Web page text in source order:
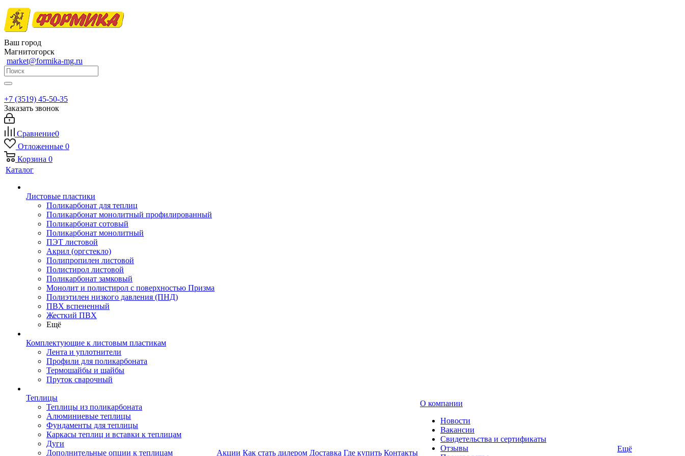
Ваш город
Магнитогорск
market@formika-mg.ru
+7 (3519) 45-50-35
Заказать звонок
Сравнение0
Отложенные 0
Корзина 0
Каталог
Листовые пластики
Поликарбонат для теплиц
Поликарбонат монолитный профилированный
Поликарбонат сотовый
Поликарбонат монолитный
ПЭТ листовой
Акрил (оргстекло)
Полипропилен листовой
Полистирол листовой
Поликарбонат замковый
Монолит и полистирол с поверхностью Призма
Полиэтилен низкого давления (ПНД)
ПВХ вспененный
Жесткий ПВХ
Ещё
Комплектующие к листовым пластикам
Лента и уплотнители
Профили для поликарбоната
Термошайбы и шайбы
Пруток сварочный
Теплицы
Теплицы из поликарбоната
Алюминиевые теплицы
Фундаменты для теплицы
Каркасы теплиц и вставки к теплицам
Дуги
Дополнительные опции к теплицам
Акции Как стать дилером Доставка Где купить Контакты
О компании
Новости
Вакансии
Свидетельства и сертификаты
Отзывы
Ещё